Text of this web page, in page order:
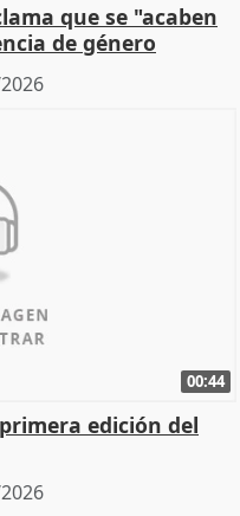
que se "acaben
de género
00:44
edición del